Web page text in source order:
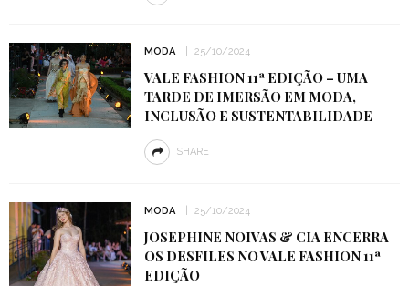
MODA 25/10/2024
VALE FASHION 11ª EDIÇÃO – UMA
TARDE DE IMERSÃO EM MODA,
INCLUSÃO E SUSTENTABILIDADE
SHARE
MODA 25/10/2024
JOSEPHINE NOIVAS & CIA ENCERRA
OS DESFILES NO VALE FASHION 11ª
EDIÇÃO